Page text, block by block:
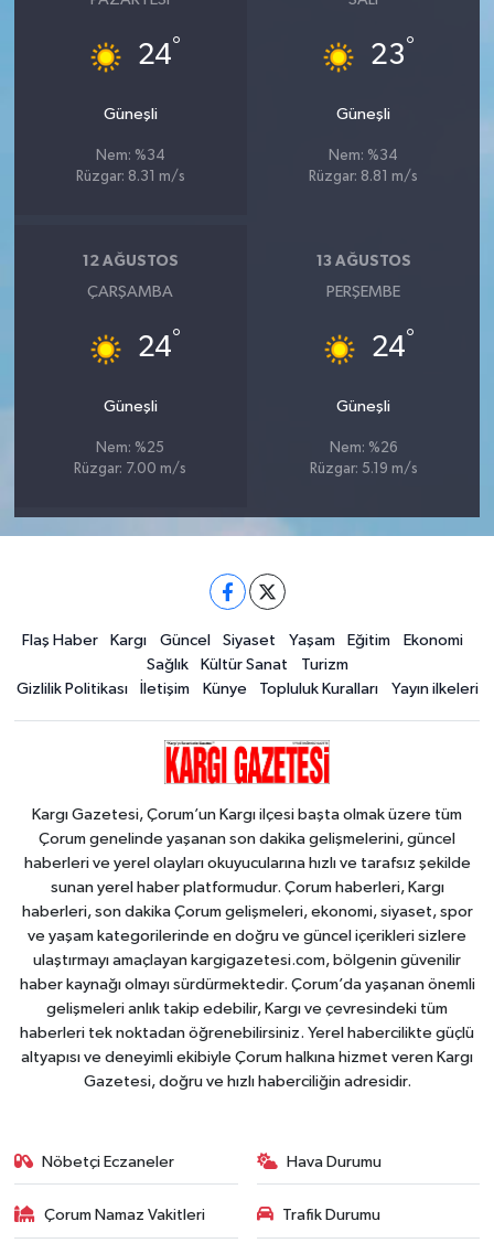
24°
Güneşli
Nem: %34
Rüzgar: 8.31 m/s
23°
Güneşli
Nem: %34
Rüzgar: 8.81 m/s
12 AĞUSTOS
ÇARŞAMBA
24°
Güneşli
Nem: %25
Rüzgar: 7.00 m/s
13 AĞUSTOS
PERŞEMBE
24°
Güneşli
Nem: %26
Rüzgar: 5.19 m/s
Flaş Haber Kargı Güncel Siyaset Yaşam Eğitim
Ekonomi
Sağlık
Kültür Sanat
Turizm
Gizlilik Politikası
İletişim Künye Topluluk Kuralları Yayın ilkeleri
Kargı Gazetesi, Çorum’un Kargı ilçesi başta olmak üzere tüm
Çorum genelinde yaşanan son dakika gelişmelerini, güncel
haberleri ve yerel olayları okuyucularına hızlı ve tarafsız şekilde
sunan yerel haber platformudur. Çorum haberleri, Kargı
haberleri, son dakika Çorum gelişmeleri, ekonomi, siyaset, spor
ve yaşam kategorilerinde en doğru ve güncel içerikleri sizlere
ulaştırmayı amaçlayan kargigazetesi.com, bölgenin güvenilir
haber kaynağı olmayı sürdürmektedir. Çorum’da yaşanan önemli
gelişmeleri anlık takip edebilir, Kargı ve çevresindeki tüm
haberleri tek noktadan öğrenebilirsiniz. Yerel habercilikte güçlü
altyapısı ve deneyimli ekibiyle Çorum halkına hizmet veren Kargı
Gazetesi, doğru ve hızlı haberciliğin adresidir.
Nöbetçi Eczaneler Hava Durumu
Çorum Namaz Vakitleri Trafik Durumu